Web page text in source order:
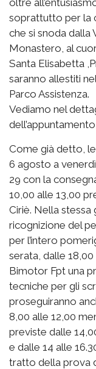
soprattutto per la
che si snoda dalla
Monastero, al
Santa Elisabetta
saranno allestiti
Parco Assistenza.
Vediamo nel
Come già detto,
6 agosto a
29 con la
10,00 alle 13,00
Ciriè. Nella stessa
ricognizione del
per l’intero
serata, dalle
Bimotor Fpt una
tecniche per gli
proseguiranno
8,00 alle 12,00
previste dalle
e dalle 14 alle
tratto della prova